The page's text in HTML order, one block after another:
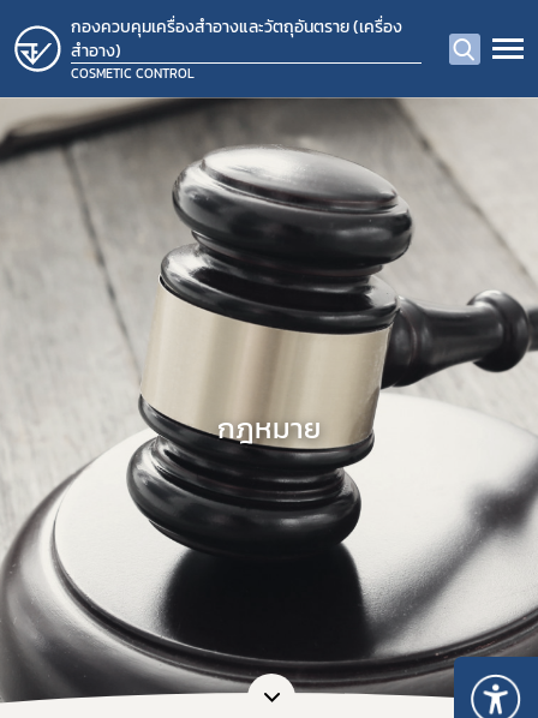
กองควบคุมเครื่องสำอางและวัตถุอันตราย (เครื่อง
สำอาง)
COSMETIC CONTROL
กฎหมาย